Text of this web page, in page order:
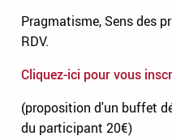
Pragmatisme, Sens des
RDV.
Cliquez-ici pour vous
(proposition d'un buffet
du participant 20€)